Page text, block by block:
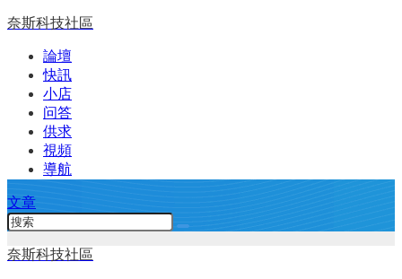
奈斯科技社區
論壇
快訊
小店
问答
供求
視頻
導航
文章
奈斯科技社區